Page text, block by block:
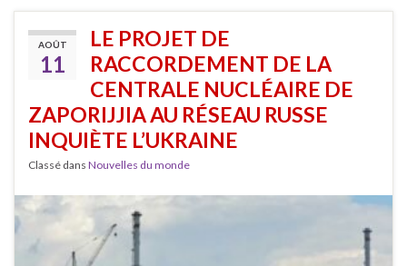
AOÛT
11
LE PROJET DE
RACCORDEMENT DE LA
CENTRALE NUCLÉAIRE DE
ZAPORIJJIA AU RÉSEAU RUSSE
INQUIÈTE L’UKRAINE
Classé dans Nouvelles du monde